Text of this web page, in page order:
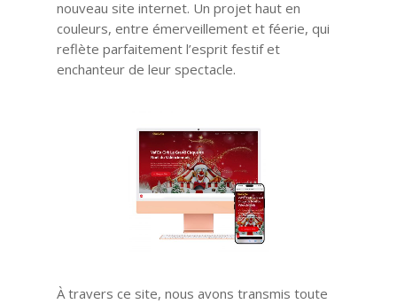
nouveau site internet. Un projet haut en
couleurs, entre émerveillement et féerie, qui
reflète parfaitement l’esprit festif et
enchanteur de leur spectacle.
À travers ce site, nous avons transmis toute